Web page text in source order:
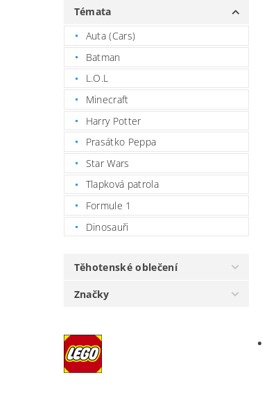
Témata
Auta (Cars)
Batman
L.O.L
Minecraft
Harry Potter
Prasátko Peppa
Star Wars
Tlapková patrola
Formule 1
Dinosauři
Těhotenské oblečení
Značky